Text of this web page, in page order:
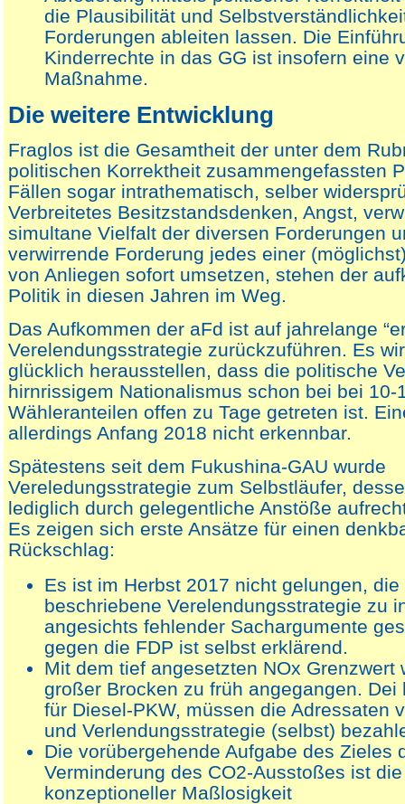
die Plausibilität und
Forderungen ableiten lassen. Die
Kinderrechte in das GG ist insofern eine
Maßnahme.
Die weitere Entwicklung
Fraglos ist die Gesamtheit der unter dem
politischen Korrektheit zusammengefassten
Fällen sogar intrathematisch, selber
Verbreitetes Besitzstandsdenken, Angst,
simultane Vielfalt der diversen Forderungen
verwirrende Forderung jedes einer
von Anliegen sofort umsetzen, stehen der
Politik in diesen Jahren im Weg.
Das Aufkommen der aFd ist auf jahrelange
Verelendungsstrategie zurückzuführen. Es
glücklich herausstellen, dass die politische
hirnrissigem Nationalismus schon bei bei 10-
Wähleranteilen offen zu Tage getreten ist.
allerdings Anfang 2018 nicht erkennbar.
Spätestens seit dem Fukushina-GAU wurde
Vereledungsstrategie zum Selbstläufer,
lediglich durch gelegentliche Anstöße
Es zeigen sich erste Ansätze für einen
Rückschlag:
Es ist im Herbst 2017 nicht gelungen, die
beschriebene Verelendungsstrategie zu
angesichts fehlender Sachargumente
gegen die FDP ist selbst erklärend.
Mit dem tief angesetzten NOx Grenzwert
großer Brocken zu früh angegangen. Dei
für Diesel-PKW, müssen die Adressaten
und Verlendungsstrategie (selbst)
Die vorübergehende Aufgabe des Zieles
Verminderung des CO2-Ausstoßes ist
konzeptioneller Maßlosigkeit